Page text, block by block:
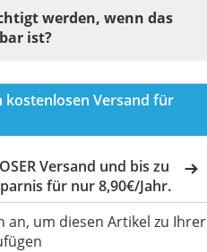
werden, wenn das
ist?
kostenlosen Versand für
Versand und bis zu
für nur 8,90€/Jahr.
an, um diesen Artikel zu Ihrer